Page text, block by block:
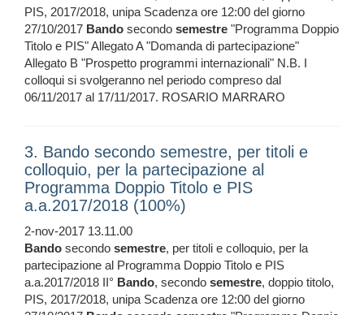
PIS, 2017/2018, unipa Scadenza ore 12:00 del giorno
27/10/2017 Bando secondo semestre "Programma Doppio
Titolo e PIS" Allegato A "Domanda di partecipazione"
Allegato B "Prospetto programmi internazionali" N.B. I
colloqui si svolgeranno nel periodo compreso dal
06/11/2017 al 17/11/2017. ROSARIO MARRARO
3. Bando secondo semestre, per titoli e
colloquio, per la partecipazione al
Programma Doppio Titolo e PIS
a.a.2017/2018 (100%)
2-nov-2017 13.11.00
Bando secondo semestre, per titoli e colloquio, per la
partecipazione al Programma Doppio Titolo e PIS
a.a.2017/2018 II° Bando, secondo semestre, doppio titolo,
PIS, 2017/2018, unipa Scadenza ore 12:00 del giorno